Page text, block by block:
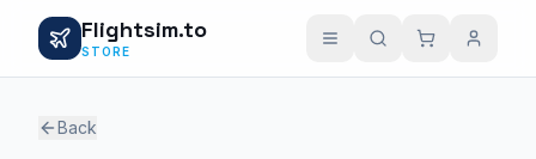
Flightsim.to
STORE
Back